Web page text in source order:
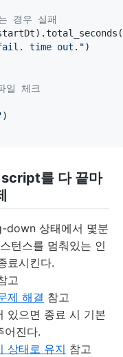
경우 실패
time out. ")
일 체크
)
를 다 끝마
down 상태에서 몇분
턴스를 멈춰있는 인
료시킨다.
고
제 해결 참고
있으면 종료 시 기본
어진다.
상태로 유지 참고